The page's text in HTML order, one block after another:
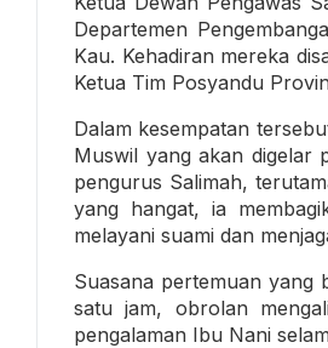
Departemen
Kau. Kehadiran mereka
Ketua Tim Posyandu
Dalam kesempatan
Muswil yang akan digelar
pengurus Salimah,
yang hangat, ia
melayani suami dan
Suasana pertemuan yang
satu jam, obrolan
pengalaman Ibu Nani